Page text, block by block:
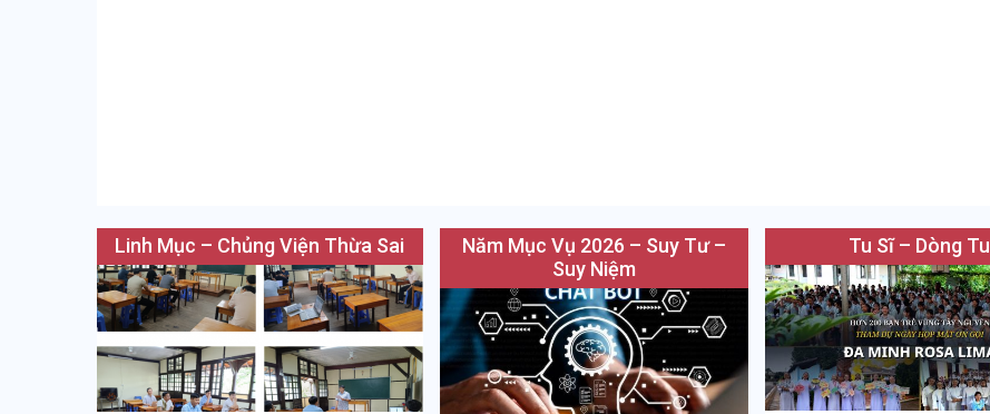
Linh Mục – Chủng Viện Thừa Sai
Năm Mục Vụ 2026 – Suy Tư –
Suy Niệm
Tu Sĩ – Dòng Tu